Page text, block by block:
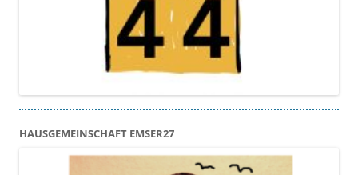
HAUSGEMEINSCHAFT EMSER27